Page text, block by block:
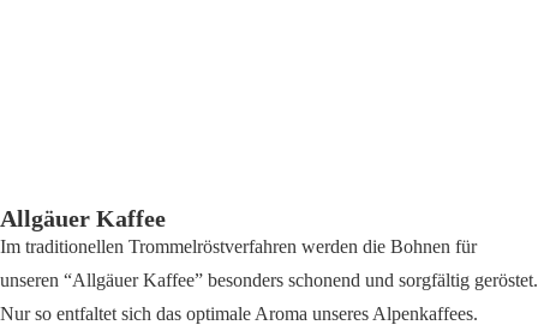
Allgäuer Kaffee
Im traditionellen Trommelröstverfahren werden die Bohnen für
unseren “Allgäuer Kaffee” besonders schonend und sorgfältig geröstet.
Nur so entfaltet sich das optimale Aroma unseres Alpenkaffees.